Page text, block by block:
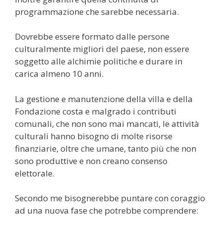
programmazione che sarebbe necessaria.
Dovrebbe essere formato dalle persone
culturalmente migliori del paese, non essere
soggetto alle alchimie politiche e durare in
carica almeno 10 anni.
La gestione e manutenzione della villa e della
Fondazione costa e malgrado i contributi
comunali, che non sono mai mancati, le attività
culturali hanno bisogno di molte risorse
finanziarie, oltre che umane, tanto più che non
sono produttive e non creano consenso
elettorale.
Secondo me bisognerebbe puntare con coraggio
ad una nuova fase che potrebbe comprendere: